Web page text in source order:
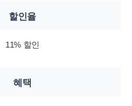
할인율
11% 할인
혜택